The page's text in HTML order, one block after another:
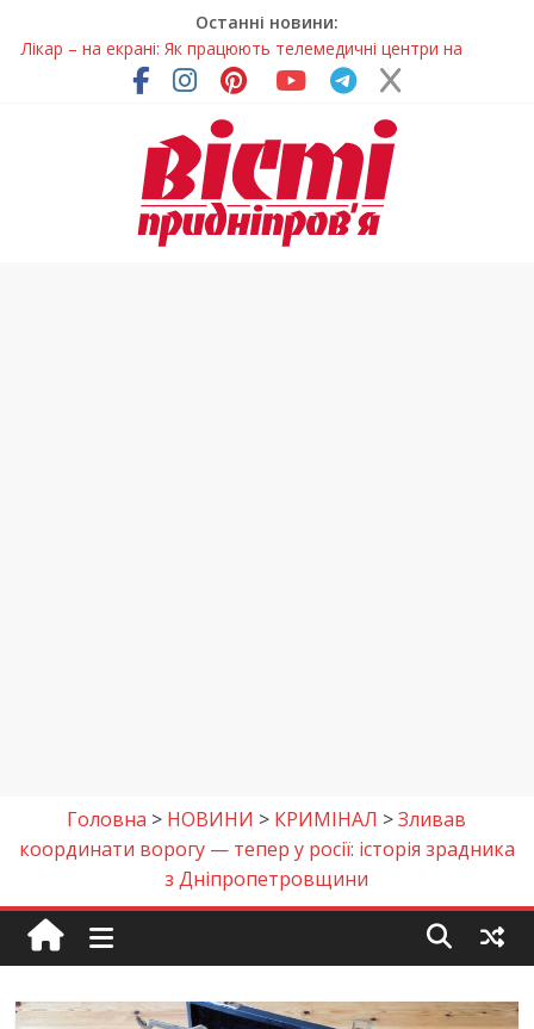
Останні новини:
Лікар – на екрані: Як працюють телемедичні центри на
Дніпропетровщині
У Дніпрі триває масштабна підготовка до опалювального
Пошуки тривають: на Дніпропетровщині досліджують місце
розташування легендарного монастиря (Фото)
Ветерани Дніпропетровщини отримують шанс на власне
Головна > НОВИНИ > КРИМІНАЛ >Зливав
координати ворогу — тепер у росії: історія зрадника
з Дніпропетровщини